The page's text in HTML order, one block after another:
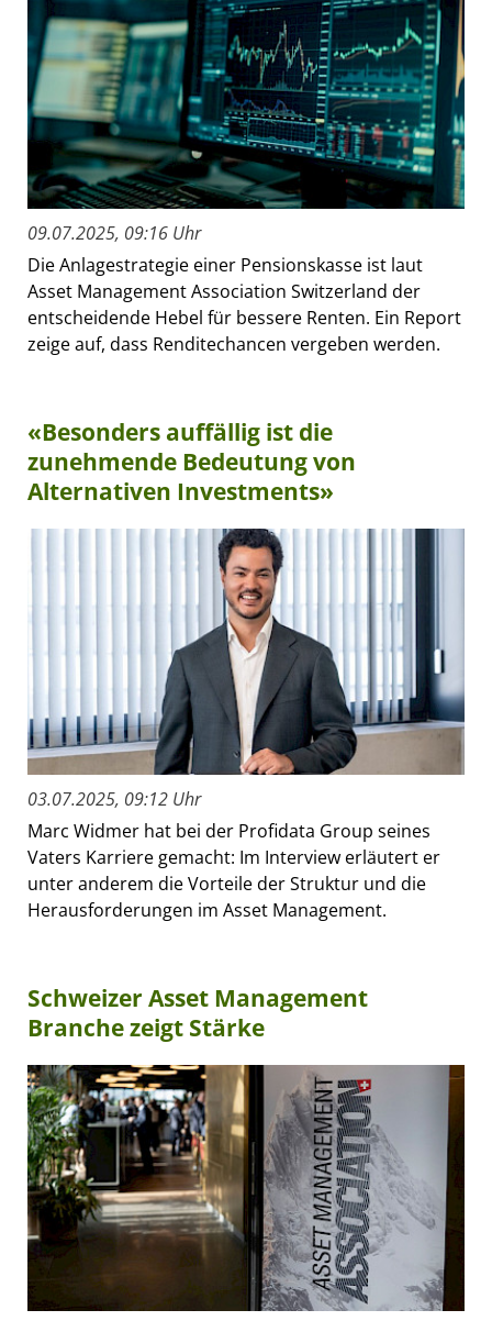
09.07.2025, 09:16 Uhr
Die Anlagestrategie einer Pensionskasse ist laut
Asset Management Association Switzerland der
entscheidende Hebel für bessere Renten. Ein Report
zeige auf, dass Renditechancen vergeben werden.
«Besonders auffällig ist die
zunehmende Bedeutung von
Alternativen Investments»
03.07.2025, 09:12 Uhr
Marc Widmer hat bei der Profidata Group seines
Vaters Karriere gemacht: Im Interview erläutert er
unter anderem die Vorteile der Struktur und die
Herausforderungen im Asset Management.
Schweizer Asset Management
Branche zeigt Stärke